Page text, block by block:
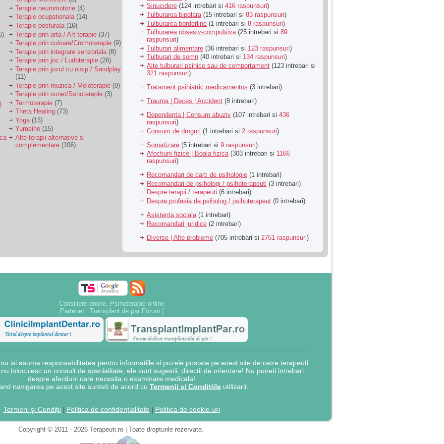
Terapie neuromotorie (4)
Terapie ocupationala(14)
Terapie posturala (16)
Terapie prin arta / Art terapie (37)
Terapie prin culoare/Cromoterapie (9)
Terapie prin integrare senzoriala (8)
Terapie prin joc / Ludoterapie (26)
Terapie prin jocul cu nisip / Sandplay
(11)
Terapie prin muzica / Meloterapie (9)
Terapie prin sunet/Sonoterapie (3)
Termoterapie (7)
Theta Healing (73)
Yoga (13)
Yumeiho (15)
Alte terapii alternative si
complementare (106)
Sinucidere (124 intrebari si 416 raspunsuri)
Tulburarea bipolara(15 intrebari si 83 raspunsuri)
Tulburarea borderline (1 intrebari si 8 raspunsuri)
Tulburarea obsesiv-compulsiva(25 intrebari si 89
raspunsuri)
Tulburari alimentare (36 intrebari si 123 raspunsuri)
Tulburari de somn (40 intrebari si 134 raspunsuri)
Alte tulburari psihice sau de comportament (123 intrebari si
321 raspunsuri)
Tratament psihiatric medicamentos (3 intrebari)
Trauma | Deces | Accident (8 intrebari)
Dependenta | Consum abuziv (107 intrebari si 436
raspunsuri)
Consum de droguri (1 intrebari si 2 raspunsuri)
Somatizare (5 intrebari si 9 raspunsuri)
Afectiuni fizice | Boala fizica(303 intrebari si 1166
raspunsuri)
Recomandari de carti de psihologie (1 intrebari)
Recomandari de psihologi / psihoterapeuti (3 intrebari)
Despre terapii / terapeuti (6 intrebari)
Despre profesia de psiholog / psihoterapeut (0 intrebari)
Asistenta sociala (1 intrebari)
Recomandari juridice (2 intrebari)
Diverse | Alte probleme (705 intrebari si 2761 raspunsuri)
Consiliere online, Psihoterapie online
Parteneri: Transplant de par Forum
isi asuma responsabilitatea pentru informatiile si pozele postate pe acest site de catre terapeuti
inlocuiesc un consult de specialitate, ele sunt sugestii, directii de orientare! Nu puneti intrebari
despre afectiuni care necesita o examinare medicala!
navigarea pe acest site sunteti de acord cu Termenii si Conditiile utilizarii.
Termeni şi Condiții| Politica de confidențialitate Politica de cookie-uri
Copyright © 2011 - 2026 Terapeuti.ro | Toate drepturile rezervate.